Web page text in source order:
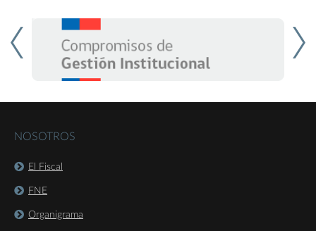
NOSOTROS
El Fiscal
FNE
Organigrama